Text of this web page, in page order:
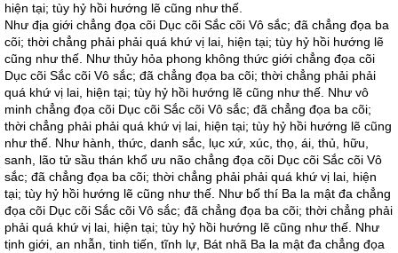
hiện tại; tùy hỷ hồi hướng lẽ cũng như thế.
Như địa giới chẳng đọa cõi Dục cõi Sắc cõi Vô sắc; đã chẳng đọa ba
cõi; thời chẳng phải phải quá khứ vị lai, hiện tại; tùy hỷ hồi hướng lẽ
cũng như thế. Như thủy hỏa phong không thức giới chẳng đọa cõi
Dục cõi Sắc cõi Vô sắc; đã chẳng đọa ba cõi; thời chẳng phải phải
quá khứ vị lai, hiện tại; tùy hỷ hồi hướng lẽ cũng như thế. Như vô
minh chẳng đọa cõi Dục cõi Sắc cõi Vô sắc; đã chẳng đọa ba cõi;
thời chẳng phải phải quá khứ vị lai, hiện tại; tùy hỷ hồi hướng lẽ cũng
như thế. Như hành, thức, danh sắc, lục xứ, xúc, thọ, ái, thủ, hữu,
sanh, lão tử sầu thán khổ ưu não chẳng đọa cõi Dục cõi Sắc cõi Vô
sắc; đã chẳng đọa ba cõi; thời chẳng phải phải quá khứ vị lai, hiện
tại; tùy hỷ hồi hướng lẽ cũng như thế. Như bố thí Ba la mật đa chẳng
đọa cõi Dục cõi Sắc cõi Vô sắc; đã chẳng đọa ba cõi; thời chẳng phải
phải quá khứ vị lai, hiện tại; tùy hỷ hồi hướng lẽ cũng như thế. Như
tịnh giới, an nhẫn, tinh tiến, tĩnh lự, Bát nhã Ba la mật đa chẳng đọa